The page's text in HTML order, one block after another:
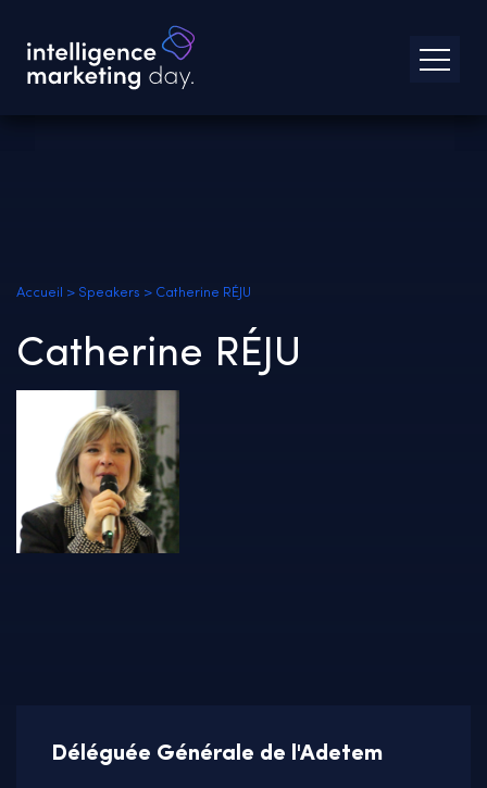
Accueil > Speakers > Catherine RÉJU
Catherine RÉJU
Déléguée Générale de l'Adetem